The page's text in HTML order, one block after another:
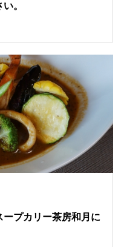
。
プカリー茶房和月に